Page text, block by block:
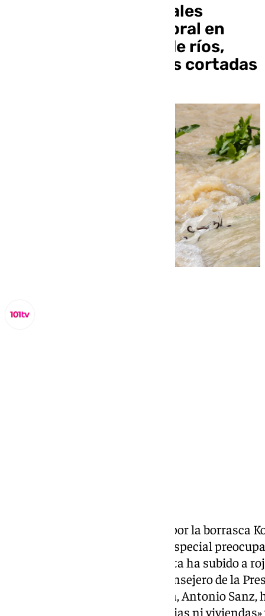
Estas son las principales
incidencias del temporal en
Andalucía: crecidas de ríos,
desalojos y carreteras cortadas
Las fuertes lluvias provocadas por la borrasca
incidencias en Andalucía, con especial
de Arahal, donde el nivel de alerta ha subido a
cauce del río. Sin embargo, el consejero de la
y Simplificación Administrativa, Antonio Sanz,
peligro para las personas, familias ni